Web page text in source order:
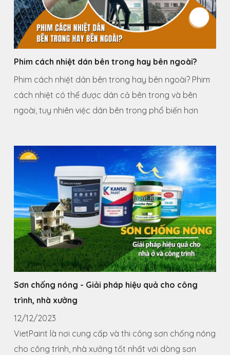
Phim cách nhiệt dán bên trong hay bên ngoài?
Phim cách nhiệt dán bên trong hay bên ngoài? Phim
cách nhiệt có thể được dán cả bên trong và bên
ngoài, tuy nhiên việc dán bên trong phổ biến hơn
Sơn chống nóng - Giải pháp hiệu quả cho công
trình, nhà xưởng
12/12/2023
VietPaint là nơi cung cấp và thi công sơn chống nóng
cho công trình, nhà xưởng tốt nhất với dòng sơn